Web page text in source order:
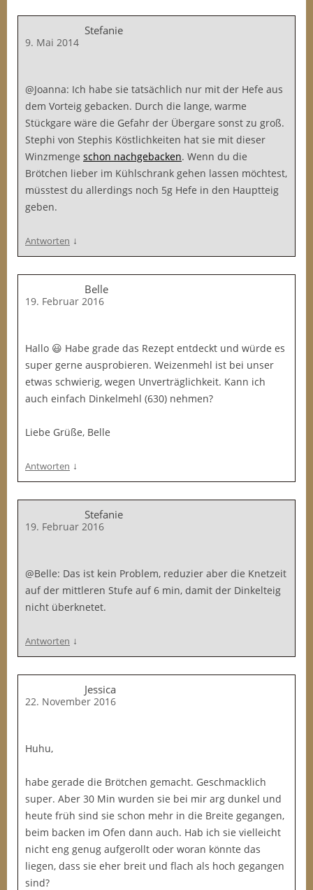
Stefanie
9. Mai 2014
@Joanna: Ich habe sie tatsächlich nur mit der Hefe aus
dem Vorteig gebacken. Durch die lange, warme
Stückgare wäre die Gefahr der Übergare sonst zu groß.
Stephi von Stephis Köstlichkeiten hat sie mit dieser
Winzmenge schon nachgebacken. Wenn du die
Brötchen lieber im Kühlschrank gehen lassen möchtest,
müsstest du allerdings noch 5g Hefe in den Hauptteig
geben.
Antworten ↓
Belle
19. Februar 2016
Hallo 😃 Habe grade das Rezept entdeckt und würde es
super gerne ausprobieren. Weizenmehl ist bei unser
etwas schwierig, wegen Unverträglichkeit. Kann ich
auch einfach Dinkelmehl (630) nehmen?
Liebe Grüße, Belle
Antworten ↓
Stefanie
19. Februar 2016
@Belle: Das ist kein Problem, reduzier aber die Knetzeit
auf der mittleren Stufe auf 6 min, damit der Dinkelteig
nicht überknetet.
Antworten ↓
Jessica
22. November 2016
Huhu,
habe gerade die Brötchen gemacht. Geschmacklich
super. Aber 30 Min wurden sie bei mir arg dunkel und
heute früh sind sie schon mehr in die Breite gegangen,
beim backen im Ofen dann auch. Hab ich sie vielleicht
nicht eng genug aufgerollt oder woran könnte das
liegen, dass sie eher breit und flach als hoch gegangen
sind?